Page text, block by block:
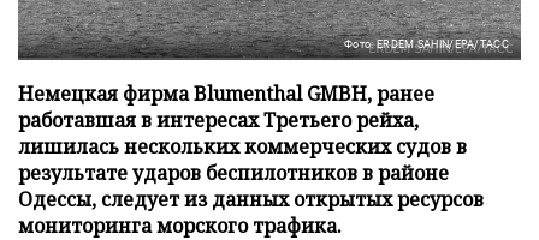
Фото: ERDEM SAHIN/EPA/ТАСС
Немецкая фирма Blumenthal GMBH, ранее
работавшая в интересах Третьего рейха,
лишилась нескольких коммерческих судов в
результате ударов беспилотников в районе
Одессы, следует из данных открытых ресурсов
мониторинга морского трафика.